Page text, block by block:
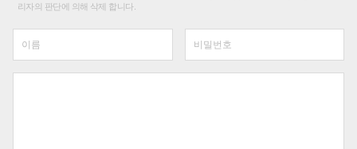
리자의 판단에 의해 삭제 합니다.